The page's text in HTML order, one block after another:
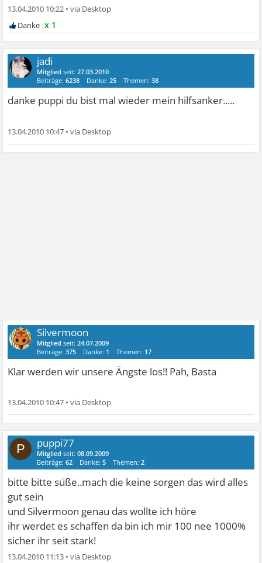
13.04.2010 10:22 •
x 1
jadi
Mitglied seit:27.03.2010
Beiträge:6238 Danke:25 Themen:38
danke puppi du bist mal wieder mein hilfsanker.....
13.04.2010 10:47 •
Silvermoon
Mitglied seit:24.07.2009
Beiträge:375 Danke: 1 Themen: 17
Klar werden wir unsere Ängste los!! Pah, Basta
13.04.2010 10:47 •
P puppi77
Mitglied seit:08.09.2009
Beiträge:62 Danke:5 Themen:2
bitte bitte süße..mach die keine sorgen das wird alles
gut sein
und Silvermoon genau das wollte ich höre
ihr werdet es schaffen da bin ich mir 100 nee 1000%
sicher ihr seit stark!
13.04.2010 11:13 •